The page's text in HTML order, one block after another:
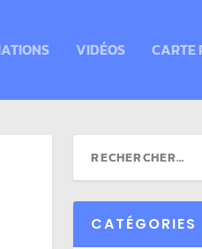
VIDÉOS CARTE
CATÉGORIES